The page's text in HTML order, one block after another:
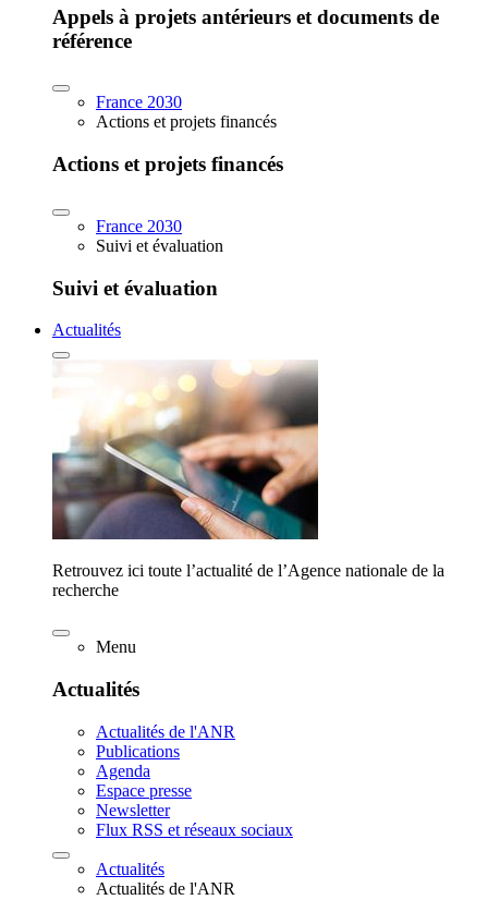
Appels à projets antérieurs et documents de
référence
France 2030
Actions et projets financés
Actions et projets financés
France 2030
Suivi et évaluation
Suivi et évaluation
Actualités
Retrouvez ici toute l’actualité de l’Agence nationale de la
recherche
Menu
Actualités
Actualités de l'ANR
Publications
Agenda
Espace presse
Newsletter
Flux RSS et réseaux sociaux
Actualités
Actualités de l'ANR